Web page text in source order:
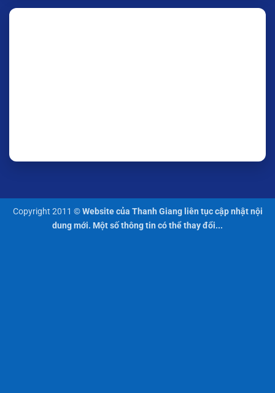
Copyright 2011 ©Website của Thanh Giang liên tục cập nhật nội
dung mới. Một số thông tin có thể thay đổi...